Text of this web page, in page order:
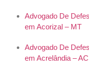
Advogado De
em Acorizal – MT
Advogado De
em Acrelândia – AC